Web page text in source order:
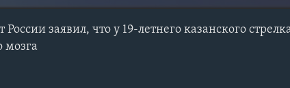
заявил, что у 19-летнего казанского
мозга